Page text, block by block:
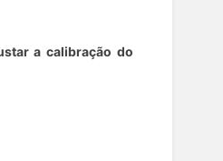
a calibração do